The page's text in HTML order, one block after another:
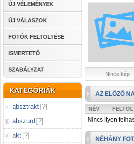
ÚJ VÉLEMÉNYEK
ÚJ VÁLASZOK
FOTÓK FELTÖLTÉSE
ISMERTETŐ
SZABÁLYZAT
KATEGÓRIÁK
absztrakt [?]
abszurd [?]
akt [?]
Nincs kép
AZ ELŐZŐ
NÉV
Nincs ilyen
NÉHÁNY